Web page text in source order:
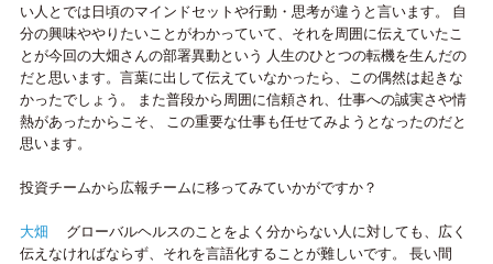
い人とでは日頃のマインドセットや行動・思考が違うと言います。 自
分の興味ややりたいことがわかっていて、それを周囲に伝えていたこ
とが今回の大畑さんの部署異動という 人生のひとつの転機を生んだの
だと思います。言葉に出して伝えていなかったら、この偶然は起きな
かったでしょう。 また普段から周囲に信頼され、仕事への誠実さや情
熱があったからこそ、 この重要な仕事も任せてみようとなったのだと
思います。
投資チームから広報チームに移ってみていかがですか？
大畑
グローバルヘルスのことをよく分からない人に対しても、広く
伝えなければならず、それを言語化することが難しいです。 長い間